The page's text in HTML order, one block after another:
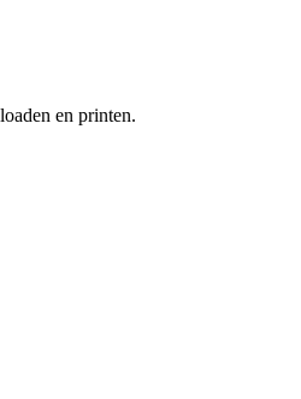
en printen.